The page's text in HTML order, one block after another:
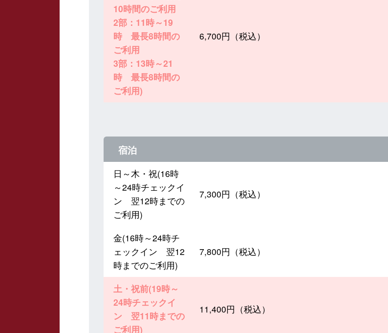
10時間のご利用
2部：11時～19
時 最長8時間の
ご利用
3部：13時～21
時 最長8時間の
ご利用)
6,700円（税込）
宿泊
日～木・祝(16時
～24時チェックイ
ン 翌12時までの
ご利用)
7,300円（税込）
金(16時～24時チ
ェックイン 翌12
時までのご利用)
7,800円（税込）
土・祝前(19時～
24時チェックイ
ン 翌11時までの
ご利用)
11,400円（税込）